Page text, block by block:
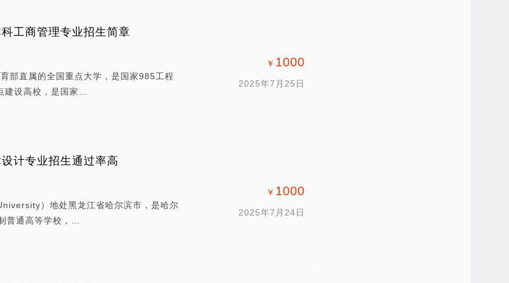
￥ 1000
2025年7月25日
工商管理专业招生简章
部直属的全国重点大学，是国家985工程
建设高校，是国家…
￥ 1000
2025年7月24日
计专业招生通过率高
）地处黑龙江省哈尔滨市，是哈尔
普通高等学校，…